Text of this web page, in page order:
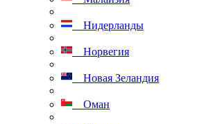
Нидерланды
Норвегия
Новая Зеландия
Оман